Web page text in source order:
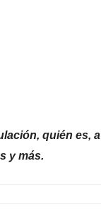
quién es, a
y más.